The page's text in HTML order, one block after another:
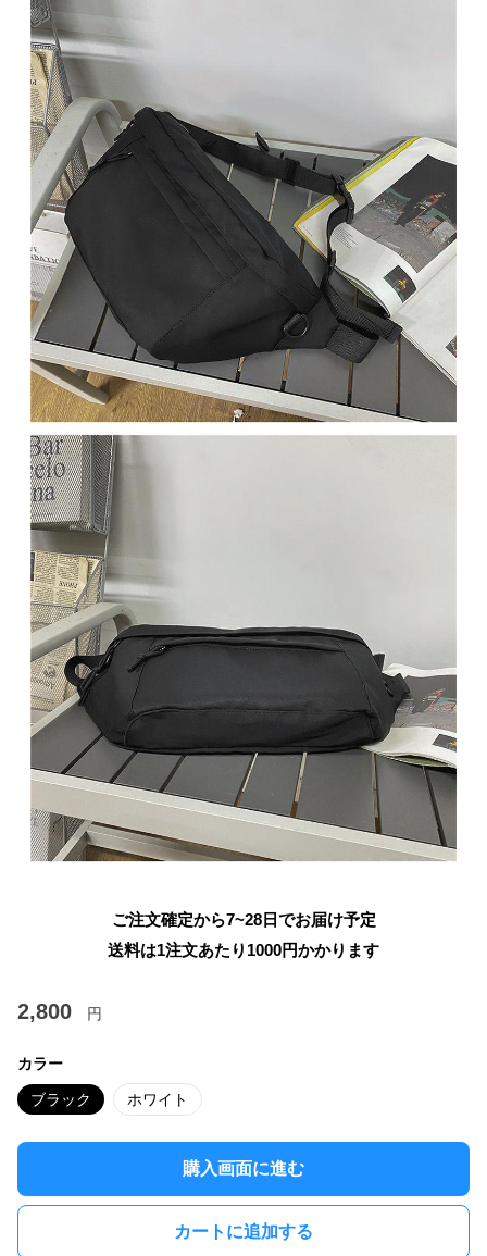
ご注文確定から7~28日でお届け予定
送料は1注文あたり 1000円かかります
2,800 円
カラー
ブラック ホワイト
購入画面に進む
カートに追加する